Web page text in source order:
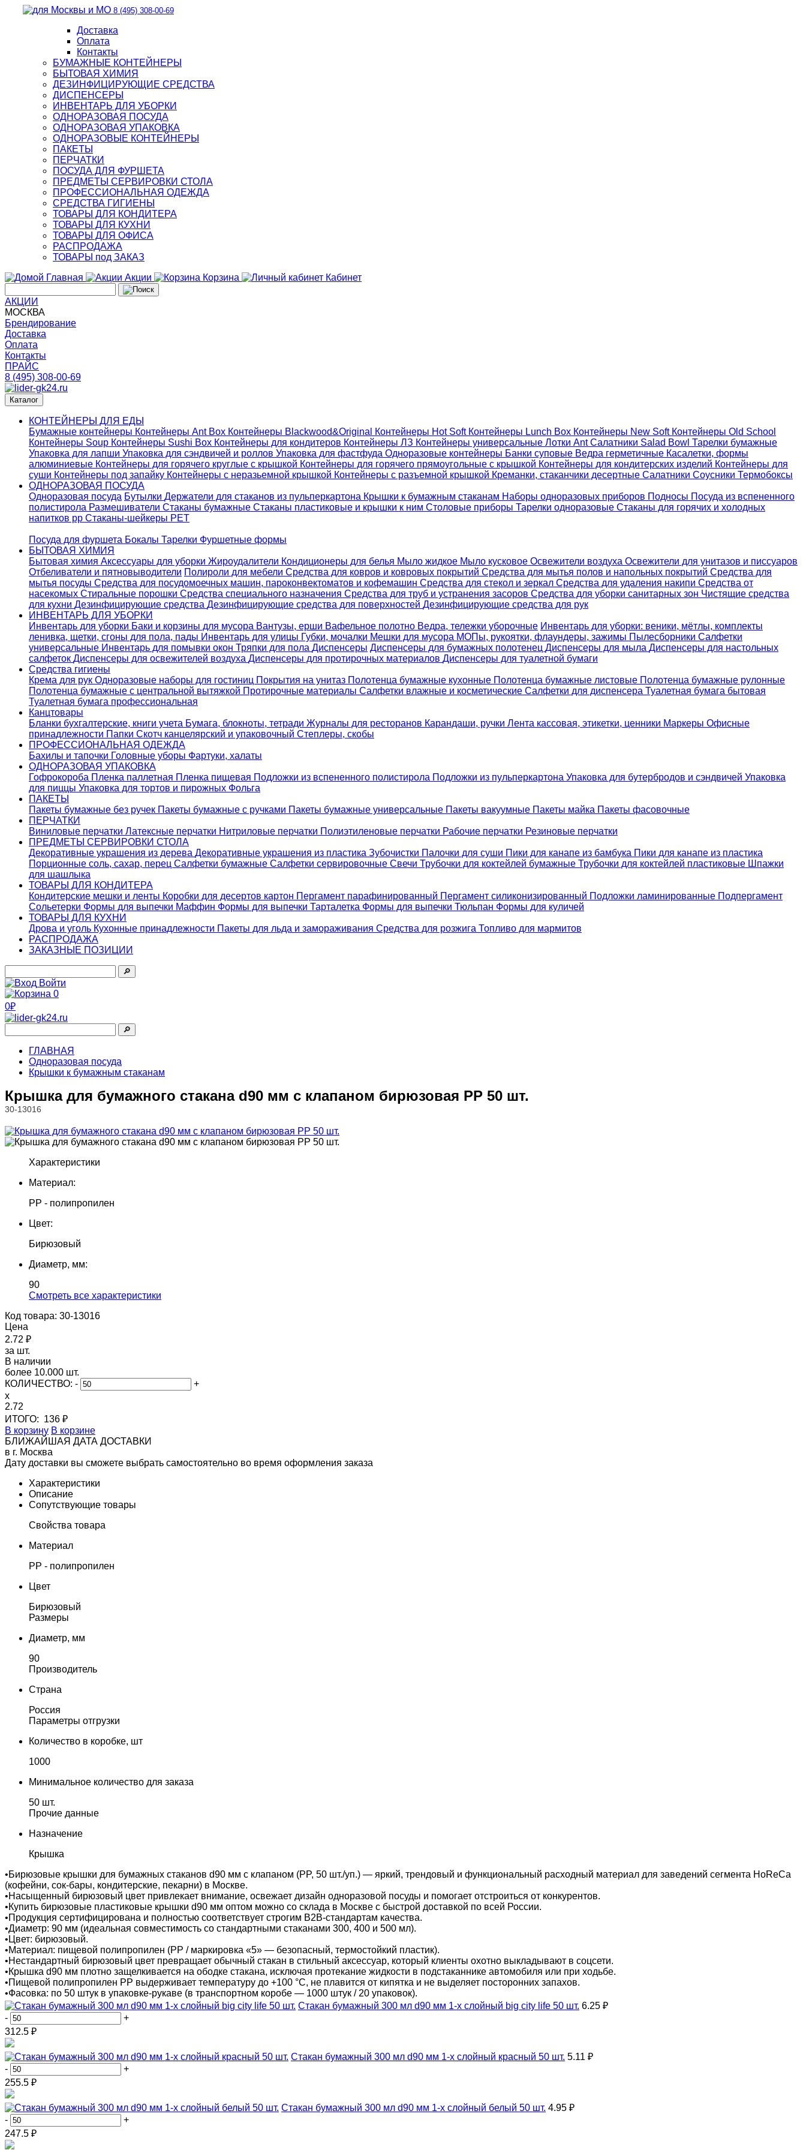
8 (495) 308-00-69
Доставка
Оплата
Контакты
БУМАЖНЫЕ КОНТЕЙНЕРЫ
БЫТОВАЯ ХИМИЯ
ДЕЗИНФИЦИРУЮЩИЕ СРЕДСТВА
ДИСПЕНСЕРЫ
ИНВЕНТАРЬ ДЛЯ УБОРКИ
ОДНОРАЗОВАЯ ПОСУДА
ОДНОРАЗОВАЯ УПАКОВКА
ОДНОРАЗОВЫЕ КОНТЕЙНЕРЫ
ПАКЕТЫ
ПЕРЧАТКИ
ПОСУДА ДЛЯ ФУРШЕТА
ПРЕДМЕТЫ СЕРВИРОВКИ СТОЛА
ПРОФЕССИОНАЛЬНАЯ ОДЕЖДА
СРЕДСТВА ГИГИЕНЫ
ТОВАРЫ ДЛЯ КОНДИТЕРА
ТОВАРЫ ДЛЯ КУХНИ
ТОВАРЫ ДЛЯ ОФИСА
РАСПРОДАЖА
ТОВАРЫ под ЗАКАЗ
Главная
Акции Корзина Кабинет
АКЦИИ
МОСКВА
Брендирование
Доставка
Оплата
Контакты
ПРАЙС
8 (495) 308-00-69
Каталог
КОНТЕЙНЕРЫ ДЛЯ ЕДЫ
Бумажные контейнеры Контейнеры Ant Box Контейнеры Blackwood&Original Контейнеры Hot Soft Контейнеры Lunch Box Контейнеры New Soft Контейнеры Old School
Контейнеры Soup Контейнеры Sushi Box Контейнеры для кондитеров Контейнеры ЛЗ Контейнеры универсальные Лотки AntСалатники Salad Bowl Тарелки бумажные
Упаковка для лапши Упаковка для сэндвичей и роллов Упаковка для фастфуда Одноразовые контейнеры Банки суповые Ведра герметичные Касалетки, формы
алюминиевые Контейнеры для горячего круглые с крышкой Контейнеры для горячего прямоугольные с крышкой Контейнеры для кондитерских изделий Контейнеры для
суши Контейнеры под запайку Контейнеры с неразьемной крышкой Контейнеры с разъемной крышкой Креманки, стаканчики десертные Салатники Соусники Термобоксы
ОДНОРАЗОВАЯ ПОСУДА
Одноразовая посуда Бутылки Держатели для стаканов из пульперкартона Крышки к бумажным стаканам Наборы одноразовых приборов Подносы Посуда из вспененного
полистирола Размешиватели Стаканы бумажные Стаканы пластиковые и крышки к ним Столовые приборы Тарелки одноразовые Стаканы для горячих и холодных
напитков pp Стаканы-шейкеры PET
Посуда для фуршета Бокалы Тарелки Фуршетные формы
БЫТОВАЯ ХИМИЯ
Бытовая химия Аксессуары для уборки Жироудалители Кондиционеры для белья Мыло жидкое Мыло кусковое Освежители воздуха Освежители для унитазов и писсуаров
Отбеливатели и пятновыводители Полироли для мебели Средства для ковров и ковровых покрытий Средства для мытья полов и напольных покрытий Средства для
мытья посуды Средства для посудомоечных машин, пароконвектоматов и кофемашин Средства для стекол и зеркал Средства для удаления накипи Средства от
насекомых Стиральные порошки Cредства специального назначения Средства для труб и устранения засоров Средства для уборки санитарных зон Чистящие средства
для кухни Дезинфицирующие средства Дезинфицирующие средства для поверхностей Дезинфицирующие средства для рук
ИНВЕНТАРЬ ДЛЯ УБОРКИ
Инвентарь для уборки Баки и корзины для мусора Вантузы, ерши Вафельное полотно Ведра, тележки уборочные Инвентарь для уборки: веники, мётлы, комплекты
ленивка, щетки, сгоны для пола, пады Инвентарь для улицы Губки, мочалки Мешки для мусора МОПы, рукоятки, флаундеры, зажимы Пылесборники Салфетки
универсальные Инвентарь для помывки окон Тряпки для пола Диспенсеры Диспенсеры для бумажных полотенец Диспенсеры для мыла Диспенсеры для настольных
салфеток Диспенсеры для освежителей воздуха Диспенсеры для протирочных материалов Диспенсеры для туалетной бумаги
Средства гигиены
Крема для рук Одноразовые наборы для гостиниц Покрытия на унитаз Полотенца бумажные кухонные Полотенца бумажные листовые Полотенца бумажные рулонные
Полотенца бумажные с центральной вытяжкой Протирочные материалы Салфетки влажные и косметические Салфетки для диспенсера Туалетная бумага бытовая
Туалетная бумага профессиональная
Канцтовары
Бланки бухгалтерские, книги учета Бумага, блокноты, тетради Журналы для ресторанов Карандаши, ручки Лента кассовая, этикетки, ценники Маркеры Офисные
принадлежности Папки Скотч канцелярский и упаковочный Степлеры, скобы
ПРОФЕССИОНАЛЬНАЯ ОДЕЖДА
Бахилы и тапочки Головные уборы Фартуки, халаты
ОДНОРАЗОВАЯ УПАКОВКА
Гофрокороба Пленка паллетная Пленка пищевая Подложки из вспененного полистирола Подложки из пульперкартона Упаковка для бутербродов и сэндвичей Упаковка
для пиццы Упаковка для тортов и пирожных Фольга
ПАКЕТЫ
Пакеты бумажные без ручек Пакеты бумажные с ручками Пакеты бумажные универсальные Пакеты вакуумные Пакеты майка Пакеты фасовочные
ПЕРЧАТКИ
Виниловые перчатки Латексные перчатки Нитриловые перчатки Полиэтиленовые перчатки Рабочие перчатки Резиновые перчатки
ПРЕДМЕТЫ СЕРВИРОВКИ СТОЛА
Декоративные украшения из дерева Декоративные украшения из пластика Зубочистки Палочки для суши Пики для канапе из бамбука Пики для канапе из пластика
Порционные соль, сахар, перец Салфетки бумажные Салфетки сервировочные Свечи Трубочки для коктейлей бумажные Трубочки для коктейлей пластиковые Шпажки
для шашлыка
ТОВАРЫ ДЛЯ КОНДИТЕРА
Кондитерские мешки и ленты Коробки для десертов картон Пергамент парафинированный Пергамент силиконизированный Подложки ламинированные Подпергамент
Сольетерки Формы для выпечки Маффин Формы для выпечки Тарталетка Формы для выпечки Тюльпан Формы для куличей
ТОВАРЫ ДЛЯ КУХНИ
Дрова и уголь Кухонные принадлежности Пакеты для льда и замораживания Средства для розжига Топливо для мармитов
РАСПРОДАЖА
ЗАКАЗНЫЕ ПОЗИЦИИ
🔎︎
Войти
0
0₽
🔎︎
ГЛАВНАЯ
Одноразовая посуда
Крышки к бумажным стаканам
Крышка для бумажного стакана d90 мм с клапаном бирюзовая PP 50 шт.
30-13016
Характеристики
Материал:
PP - полипропилен
Цвет:
Бирюзовый
Диаметр, мм:
90
Cмотреть все характеристики
Код товара: 30-13016
Цена
2.72 ₽
за шт.
В наличии
более 10.000 шт.
КОЛИЧЕСТВО: -
+
x
2.72
ИТОГО: 136 ₽
В корзину В корзине
БЛИЖАЙШАЯ ДАТА ДОСТАВКИ
в г. Москва
Дату доставки вы сможете выбрать самостоятельно во время оформления заказа
Характеристики
Описание
Сопутствующие товары
Свойства товара
Материал
PP - полипропилен
Цвет
Бирюзовый
Размеры
Диаметр, мм
90
Производитель
Страна
Россия
Параметры отгрузки
Количество в коробке, шт
1000
Минимальное количество для заказа
50 шт.
Прочие данные
Назначение
Крышка
•Бирюзовые крышки для бумажных стаканов d90 мм с клапаном (PP, 50 шт./уп.) — яркий, трендовый и функциональный расходный материал для заведений сегмента HoReCa
(кофейни, сок-бары, кондитерские, пекарни) в Москве.
•Насыщенный бирюзовый цвет привлекает внимание, освежает дизайн одноразовой посуды и помогает отстроиться от конкурентов.
•Купить бирюзовые пластиковые крышки d90 мм оптом можно со склада в Москве с быстрой доставкой по всей России.
•Продукция сертифицирована и полностью соответствует строгим B2B-стандартам качества.
•Диаметр: 90 мм (идеальная совместимость со стандартными стаканами 300, 400 и 500 мл).
•Цвет: бирюзовый.
•Материал: пищевой полипропилен (PP / маркировка «5» — безопасный, термостойкий пластик).
•Нестандартный бирюзовый цвет превращает обычный стакан в стильный аксессуар, который клиенты охотно выкладывают в соцсети.
•Крышка d90 мм плотно защелкивается на ободке стакана, исключая протекание жидкости в подстаканнике автомобиля или при ходьбе.
•Пищевой полипропилен PP выдерживает температуру до +100 °C, не плавится от кипятка и не выделяет посторонних запахов.
•Фасовка: по 50 штук в упаковке-рукаве (в транспортном коробе — 1000 штук / 20 упаковок).
Стакан бумажный 300 мл d90 мм 1-х слойный big city life 50 шт. 6.25 ₽
-
+
312.5 ₽
Стакан бумажный 300 мл d90 мм 1-х слойный красный 50 шт. 5.11 ₽
-
+
255.5 ₽
Стакан бумажный 300 мл d90 мм 1-х слойный белый 50 шт. 4.95 ₽
-
+
247.5 ₽